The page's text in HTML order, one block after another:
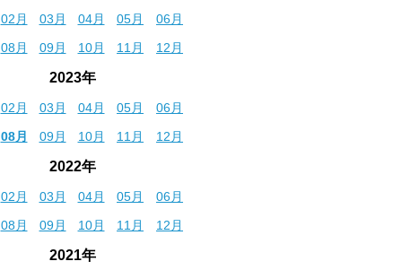
02月 03月 04月 05月
06月
08月 09月 10月 11月 12月
2023年
02月 03月 04月 05月
06月
08月 09月 10月 11月 12月
2022年
02月 03月 04月 05月
06月
08月 09月 10月 11月 12月
2021年